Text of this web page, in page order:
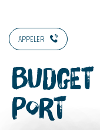
APPELER
Port